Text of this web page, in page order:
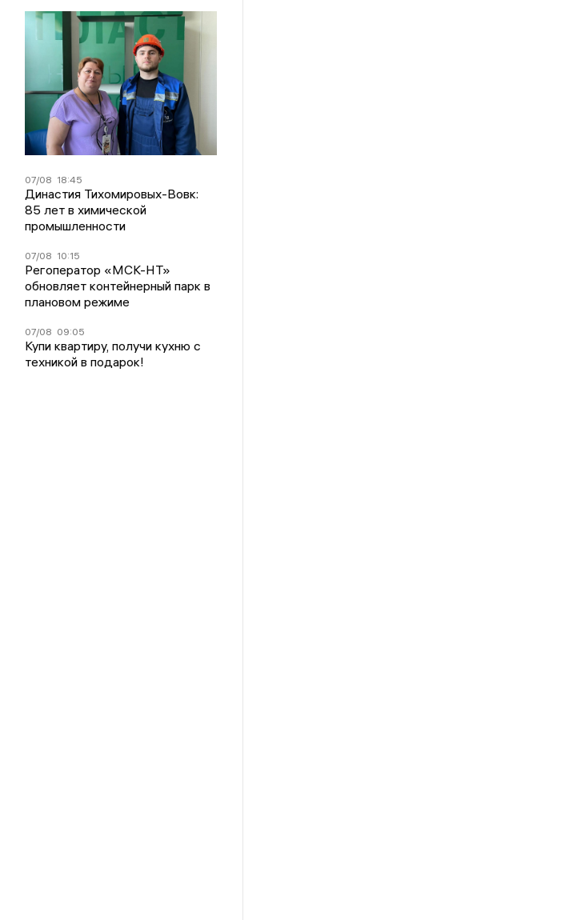
07/08 18:45
Династия Тихомировых-Вовк:
85 лет в химической
промышленности
07/08 10:15
Регоператор «МСК-НТ»
обновляет контейнерный парк в
плановом режиме
07/08 09:05
Купи квартиру, получи кухню с
техникой в подарок!